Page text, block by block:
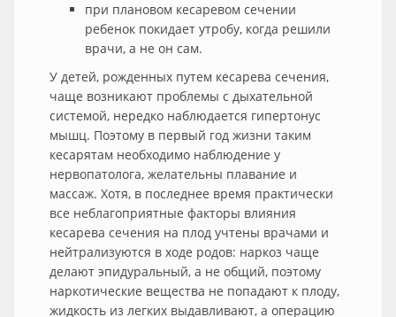
при плановом кесаревом сечении
ребенок покидает утробу, когда решили
врачи, а не он сам.
У детей, рожденных путем кесарева сечения,
чаще возникают проблемы с дыхательной
системой, нередко наблюдается гипертонус
мышц. Поэтому в первый год жизни таким
кесарятам необходимо наблюдение у
нервопатолога, желательны плавание и
массаж. Хотя, в последнее время практически
все неблагоприятные факторы влияния
кесарева сечения на плод учтены врачами и
нейтрализуются в ходе родов: наркоз чаще
делают эпидуральный, а не общий, поэтому
наркотические вещества не попадают к плоду,
жидкость из легких выдавливают, а операцию